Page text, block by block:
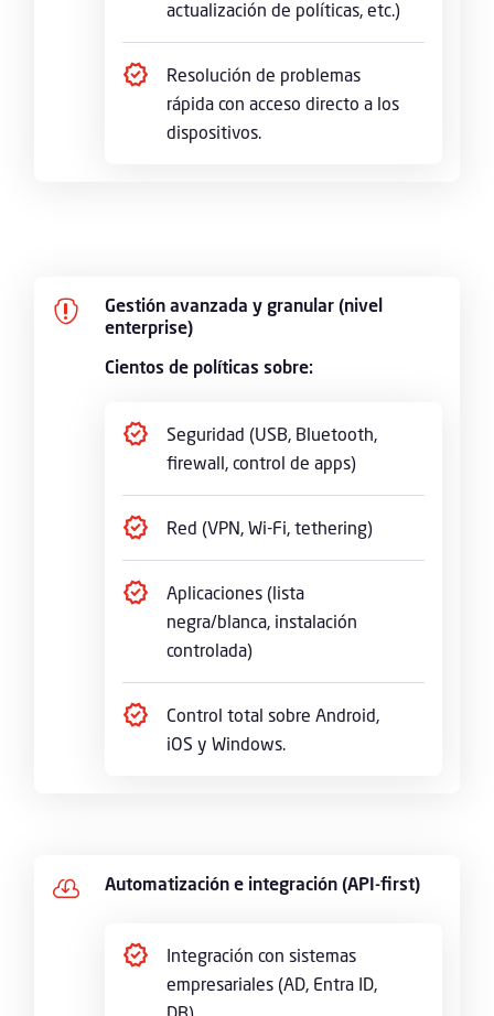
actualización de políticas, etc.)
Resolución de problemas
rápida con acceso directo a los
dispositivos.

Gestión avanzada y granular (nivel
enterprise)
Cientos de políticas sobre:
Seguridad (USB, Bluetooth,
firewall, control de apps)
Red (VPN, Wi-Fi, tethering)
Aplicaciones (lista
negra/blanca, instalación
controlada)
Control total sobre Android,
iOS y Windows.
 Automatización e integración (API-first)
Integración con sistemas
empresariales (AD, Entra ID,
DB)